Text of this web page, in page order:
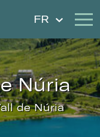
FR
Escapades
Cadeau
Núria
de Núria